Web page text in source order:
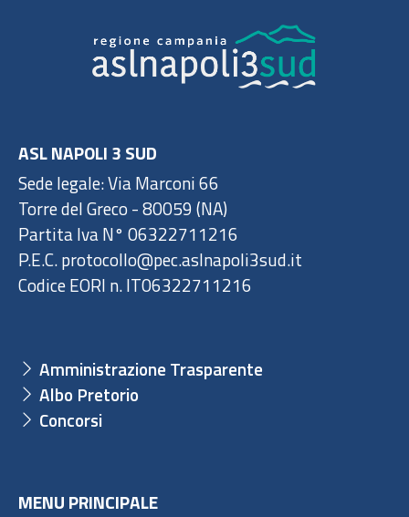
ASL NAPOLI 3 SUD
Sede legale: Via Marconi 66
Torre del Greco - 80059 (NA)
Partita Iva N° 06322711216
P.E.C. protocollo@pec.aslnapoli3sud.it
Codice EORI n. IT06322711216
Amministrazione Trasparente
Albo Pretorio
Concorsi
MENU PRINCIPALE